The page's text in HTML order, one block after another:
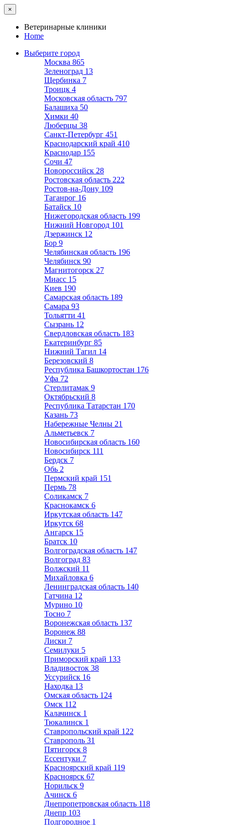
×
Ветеринарные клиники
Home
Выберите город
Москва 865
Зеленоград 13
Щербинка 7
Троицк 4
Московская область 797
Балашиха 50
Химки 40
Люберцы 38
Санкт-Петербург 451
Краснодарский край 410
Краснодар 155
Сочи 47
Новороссийск 28
Ростовская область 222
Ростов-на-Дону 109
Таганрог 16
Батайск 10
Нижегородская область 199
Нижний Новгород 101
Дзержинск 12
Бор 9
Челябинская область 196
Челябинск 90
Магнитогорск 27
Миасс 15
Киев 190
Самарская область 189
Самара 93
Тольятти 41
Сызрань 12
Свердловская область 183
Екатеринбург 85
Нижний Тагил 14
Березовский 8
Республика Башкортостан 176
Уфа 72
Стерлитамак 9
Октябрьский 8
Республика Татарстан 170
Казань 73
Набережные Челны 21
Альметьевск 7
Новосибирская область 160
Новосибирск 111
Бердск 7
Обь 2
Пермский край 151
Пермь 78
Соликамск 7
Краснокамск 6
Иркутская область 147
Иркутск 68
Ангарск 15
Братск 10
Волгоградская область 147
Волгоград 83
Волжский 11
Михайловка 6
Ленинградская область 140
Гатчина 12
Мурино 10
Тосно 7
Воронежская область 137
Воронеж 88
Лиски 7
Семилуки 5
Приморский край 133
Владивосток 38
Уссурийск 16
Находка 13
Омская область 124
Омск 112
Калачинск 1
Тюкалинск 1
Ставропольский край 122
Ставрополь 31
Пятигорск 8
Ессентуки 7
Красноярский край 119
Красноярск 67
Норильск 9
Ачинск 6
Днепропетровская область 118
Днепр 103
Подгородное 1